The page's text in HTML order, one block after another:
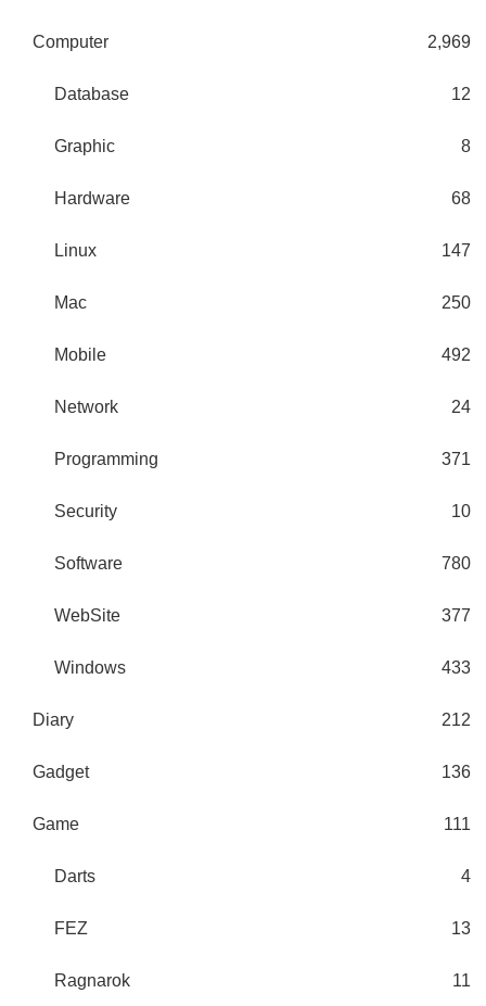
Computer 2,969
Database 12
Graphic 8
Hardware 68
Linux 147
Mac 250
Mobile 492
Network 24
Programming 371
Security 10
Software 780
WebSite 377
Windows 433
Diary 212
Gadget 136
Game 111
Darts 4
FEZ 13
Ragnarok 11